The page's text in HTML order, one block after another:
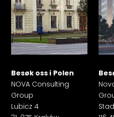
Besøk oss i Polen
NOVA Consulting
Group
Lubicz 4